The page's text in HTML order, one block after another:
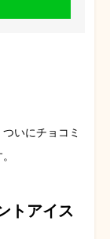
いにチョコミ
トアイス